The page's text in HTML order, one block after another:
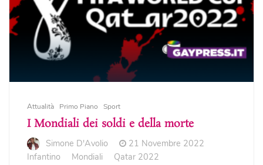
Attualità Primo Piano Sport
I Mondiali dei soldi e della morte
Simone D'Avolio
21 Novembre 2022
Infantino
Mondiali Qatar 2022